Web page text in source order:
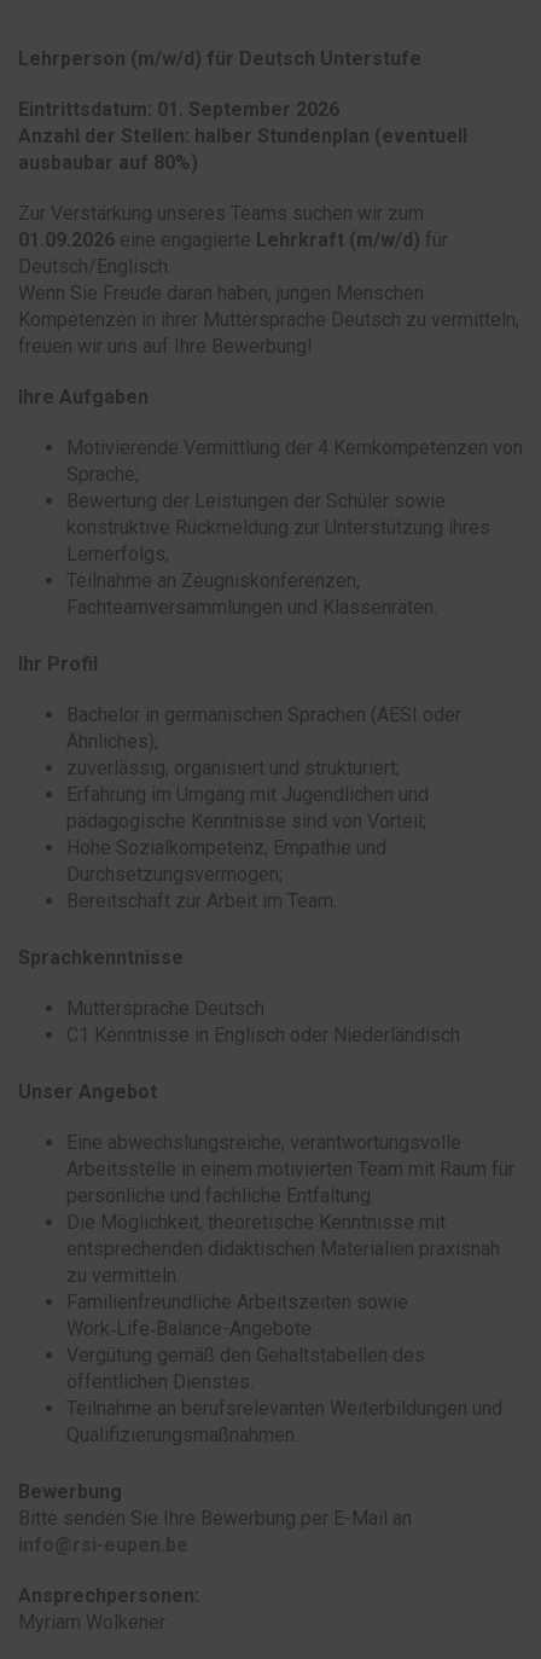
Lehrperson (m/w/d) für Deutsch Unterstufe
Eintrittsdatum: 01. September 2026
Anzahl der Stellen: halber Stundenplan (eventuell
ausbaubar auf 80%)
Zur Verstärkung unseres Teams suchen wir zum
01.09.2026 eine engagierte Lehrkraft (m/w/d) für
Deutsch/Englisch.
Wenn Sie Freude daran haben, jungen Menschen
Kompetenzen in ihrer Muttersprache Deutsch zu vermitteln,
freuen wir uns auf Ihre Bewerbung!
Ihre Aufgaben
Motivierende Vermittlung der 4 Kernkompetenzen von
Sprache;
Bewertung der Leistungen der Schüler sowie
konstruktive Rückmeldung zur Unterstützung ihres
Lernerfolgs;
Teilnahme an Zeugniskonferenzen,
Fachteamversammlungen und Klassenräten.
Ihr Profil
Bachelor in germanischen Sprachen (AESI oder
Ähnliches);
zuverlässig, organisiert und strukturiert;
Erfahrung im Umgang mit Jugendlichen und
pädagogische Kenntnisse sind von Vorteil;
Hohe Sozialkompetenz, Empathie und
Durchsetzungsvermögen;
Bereitschaft zur Arbeit im Team.
Sprachkenntnisse
Muttersprache Deutsch
C1 Kenntnisse in Englisch oder Niederländisch
Unser Angebot
Eine abwechslungsreiche, verantwortungsvolle
Arbeitsstelle in einem motivierten Team mit Raum für
persönliche und fachliche Entfaltung.
Die Möglichkeit, theoretische Kenntnisse mit
entsprechenden didaktischen Materialien praxisnah
zu vermitteln.
Familienfreundliche Arbeitszeiten sowie
Work‑Life‑Balance-Angebote.
Vergütung gemäß den Gehaltstabellen des
öffentlichen Dienstes.
Teilnahme an berufsrelevanten Weiterbildungen und
Qualifizierungsmaßnahmen.
Bewerbung
Bitte senden Sie Ihre Bewerbung per E-Mail an
Ansprechpersonen:
Myriam Wolkener